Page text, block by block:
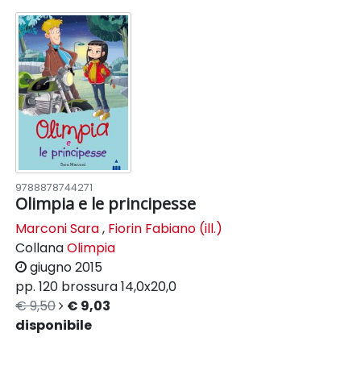
9788878744271
Olimpia e le principesse
Marconi Sara, Fiorin Fabiano (ill.)
CollanaOlimpia
giugno 2015
pp. 120 brossura14,0x20,0
€ 9,50
€ 9,03
disponibile